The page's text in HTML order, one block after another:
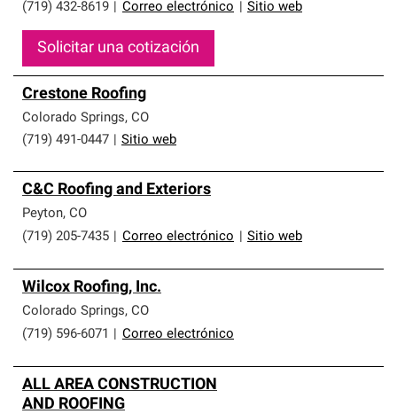
(719) 432-8619 Correo electrónico Sitio web
Solicitar una cotización
Crestone Roofing
Colorado Springs, CO
(719) 491-0447
Sitio web
C&C Roofing and Exteriors
Peyton, CO
(719) 205-7435
Correo electrónico Sitio web
Wilcox Roofing, Inc.
Colorado Springs, CO
(719) 596-6071
Correo electrónico
ALL AREA CONSTRUCTION
AND ROOFING